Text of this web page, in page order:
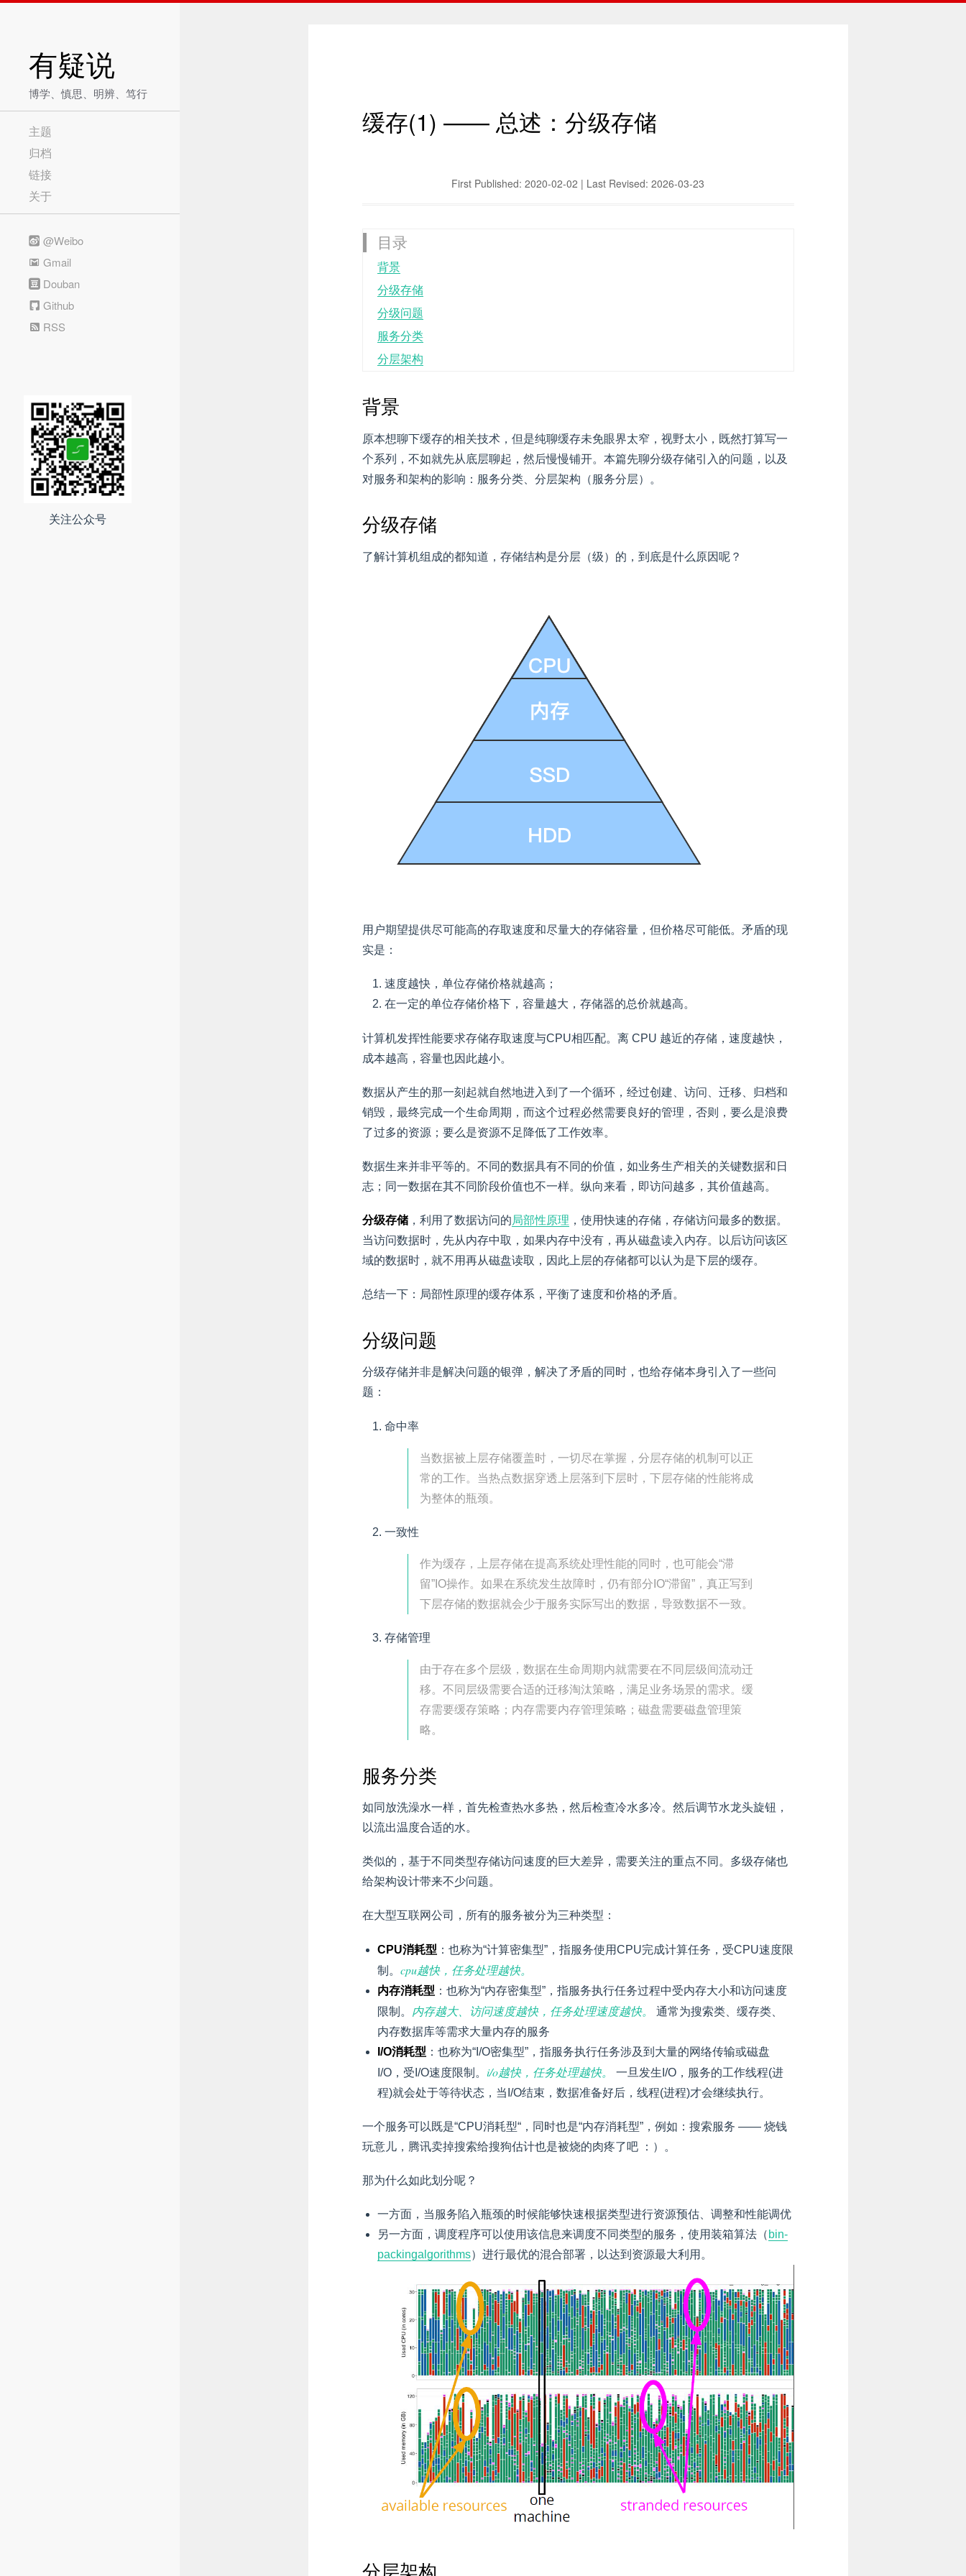
有疑说
博学、慎思、明辨、笃行
主题
归档
链接
关于
@Weibo
Gmail
Douban
Github
RSS
关注公众号
缓存(1) —— 总述：分级存储
First Published: 2020-02-02 | Last Revised: 2026-03-23
背景
分级存储
分级问题
服务分类
分层架构
背景
原本想聊下缓存的相关技术，但是纯聊缓存未免眼界太窄，视野太小，既然打算写一
个系列，不如就先从底层聊起，然后慢慢铺开。本篇先聊分级存储引入的问题，以及
对服务和架构的影响：服务分类、分层架构（服务分层）。
分级存储
了解计算机组成的都知道，存储结构是分层（级）的，到底是什么原因呢？
用户期望提供尽可能高的存取速度和尽量大的存储容量，但价格尽可能低。矛盾的现
实是：
速度越快，单位存储价格就越高；
在一定的单位存储价格下，容量越大，存储器的总价就越高。
计算机发挥性能要求存储存取速度与CPU相匹配。离 CPU 越近的存储，速度越快，
成本越高，容量也因此越小。
数据从产生的那一刻起就自然地进入到了一个循环，经过创建、访问、迁移、归档和
销毁，最终完成一个生命周期，而这个过程必然需要良好的管理，否则，要么是浪费
了过多的资源；要么是资源不足降低了工作效率。
数据生来并非平等的。不同的数据具有不同的价值，如业务生产相关的关键数据和日
志；同一数据在其不同阶段价值也不一样。纵向来看，即访问越多，其价值越高。
分级存储 ，利用了数据访问的局部性原理 ，使用快速的存储，存储访问最多的数据。
当访问数据时，先从内存中取，如果内存中没有，再从磁盘读入内存。以后访问该区
域的数据时，就不用再从磁盘读取，因此上层的存储都可以认为是下层的缓存。
总结一下：局部性原理的缓存体系，平衡了速度和价格的矛盾。
分级问题
分级存储并非是解决问题的银弹，解决了矛盾的同时，也给存储本身引入了一些问
题：
命中率
当数据被上层存储覆盖时，一切尽在掌握，分层存储的机制可以正
常的工作。当热点数据穿透上层落到下层时，下层存储的性能将成
为整体的瓶颈。
一致性
作为缓存，上层存储在提高系统处理性能的同时，也可能会“滞
留”IO操作。如果在系统发生故障时，仍有部分IO“滞留”，真正写到
下层存储的数据就会少于服务实际写出的数据，导致数据不一致。
存储管理
由于存在多个层级，数据在生命周期内就需要在不同层级间流动迁
移。不同层级需要合适的迁移淘汰策略，满足业务场景的需求。缓
存需要缓存策略；内存需要内存管理策略；磁盘需要磁盘管理策
略。
服务分类
如同放洗澡水一样，首先检查热水多热，然后检查冷水多冷。然后调节水龙头旋钮，
以流出温度合适的水。
类似的，基于不同类型存储访问速度的巨大差异，需要关注的重点不同。多级存储也
给架构设计带来不少问题。
在大型互联网公司，所有的服务被分为三种类型：
CPU消耗型 ：也称为“计算密集型”，指服务使用CPU完成计算任务，受CPU速度限
制。 cpu越快，任务处理越快。
内存消耗型 ：也称为“内存密集型”，指服务执行任务过程中受内存大小和访问速度
限制。 内存越大、访问速度越快，任务处理速度越快。
通常为搜索类、缓存类、
内存数据库等需求大量内存的服务
I/O消耗型 ：也称为“I/O密集型”，指服务执行任务涉及到大量的网络传输或磁盘
I/O，受I/O速度限制。 i/o越快，任务处理越快。
一旦发生I/O，服务的工作线程(进
程)就会处于等待状态，当I/O结束，数据准备好后，线程(进程)才会继续执行。
一个服务可以既是“CPU消耗型“，同时也是“内存消耗型”，例如：搜索服务 —— 烧钱
玩意儿，腾讯卖掉搜索给搜狗估计也是被烧的肉疼了吧 ：）。
那为什么如此划分呢？
一方面，当服务陷入瓶颈的时候能够快速根据类型进行资源预估、调整和性能调优
另一方面，调度程序可以使用该信息来调度不同类型的服务，使用装箱算法（ bin-
packingalgorithms）进行最优的混合部署，以达到资源最大利用。
分层架构